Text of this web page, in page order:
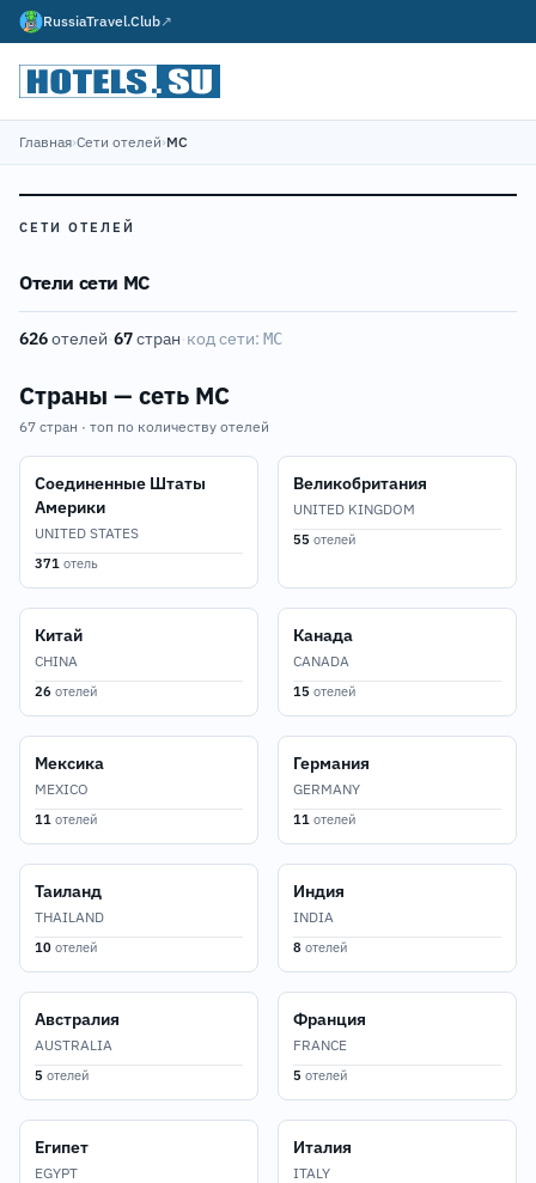
RussiaTravel.Club↗
Главная›Сети отелей›MC
СЕТИ ОТЕЛЕЙ
Отели сети MC
626отелей·67стран·код сети: MC
Страны — сеть MC
67 стран · топ по количеству отелей
Соединенные Штаты
Америки
UNITED STATES
371 отель
Великобритания
UNITED KINGDOM
55 отелей
Китай
CHINA
26 отелей
Канада
CANADA
15 отелей
Мексика
MEXICO
11 отелей
Германия
GERMANY
11 отелей
Таиланд
THAILAND
10 отелей
Индия
INDIA
8 отелей
Австралия
AUSTRALIA
5 отелей
Франция
FRANCE
5 отелей
Египет
EGYPT
Италия
ITALY